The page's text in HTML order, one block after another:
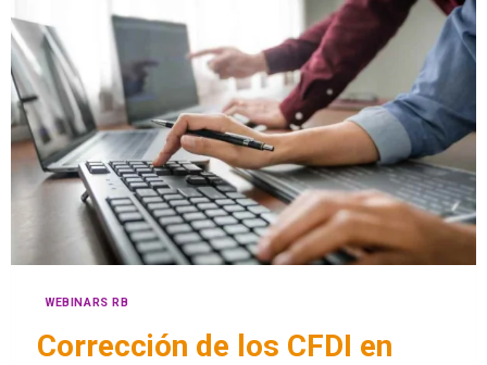
WEBINARS RB
Corrección de los CFDI en